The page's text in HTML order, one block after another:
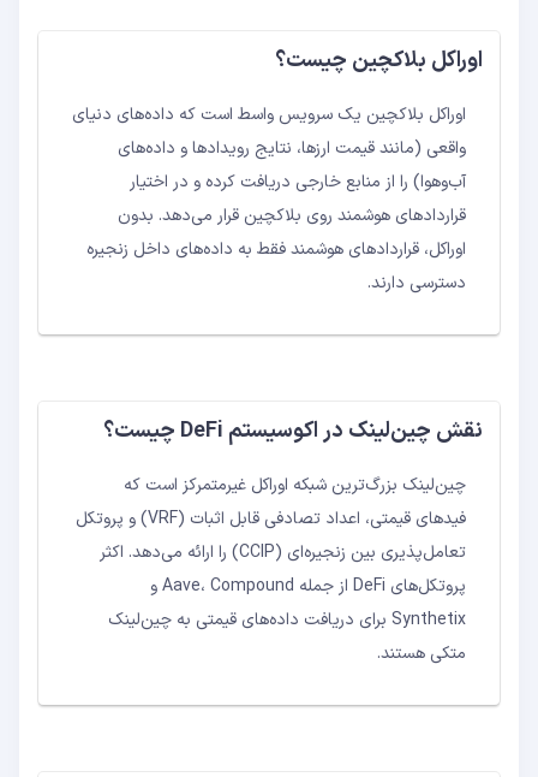
اوراکل بلاکچین چیست؟
اوراکل بلاکچین یک سرویس واسط است که داده‌های دنیای
واقعی (مانند قیمت ارزها، نتایج رویدادها و داده‌های
آب‌وهوا) را از منابع خارجی دریافت کرده و در اختیار
قراردادهای هوشمند روی بلاکچین قرار می‌دهد. بدون
اوراکل، قراردادهای هوشمند فقط به داده‌های داخل زنجیره
دسترسی دارند.
نقش چین‌لینک در اکوسیستم DeFi چیست؟
چین‌لینک بزرگ‌ترین شبکه اوراکل غیرمتمرکز است که
فیدهای قیمتی، اعداد تصادفی قابل اثبات (VRF) و پروتکل
تعامل‌پذیری بین زنجیره‌ای (CCIP) را ارائه می‌دهد. اکثر
پروتکل‌های DeFi از جمله Aave، Compound و
Synthetix برای دریافت داده‌های قیمتی به چین‌لینک
متکی هستند.